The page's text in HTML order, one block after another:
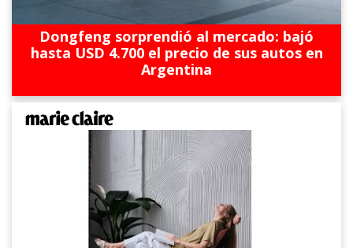
Dongfeng sorprendió al mercado: bajó
hasta USD 4.700 el precio de sus autos en
Argentina